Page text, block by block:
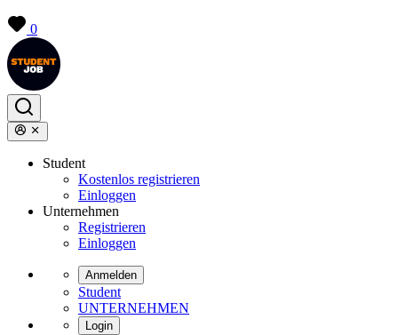
0
Student
Kostenlos registrieren
Einloggen
Unternehmen
Registrieren
Einloggen
Anmelden
Student
UNTERNEHMEN
Login